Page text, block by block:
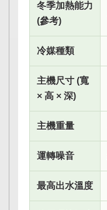
冬季加熱能力
(參考)
冷媒種類
主機尺寸 (寬
× 高 × 深)
主機重量
運轉噪音
最高出水溫度